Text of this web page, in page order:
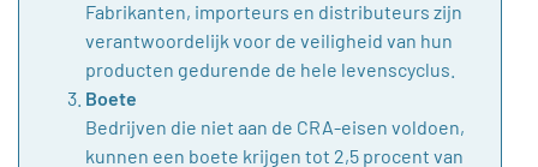
Fabrikanten, importeurs en distributeurs zijn
verantwoordelijk voor de veiligheid van hun
producten gedurende de hele levenscyclus.
Boete
Bedrijven die niet aan de CRA-eisen voldoen,
kunnen een boete krijgen tot 2,5 procent van